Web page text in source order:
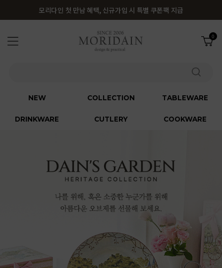
모리다인 첫 만남 혜택, 신규가입 시 특별 쿠폰팩 지급
0
NEW COLLECTION TABLEWARE
DRINKWARE CUTLERY COOKWARE